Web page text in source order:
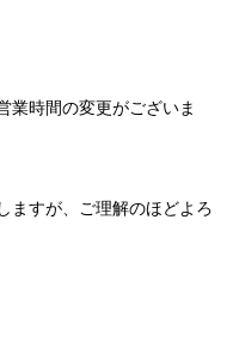
業時間の変更がございま
ますが、ご理解のほどよろ